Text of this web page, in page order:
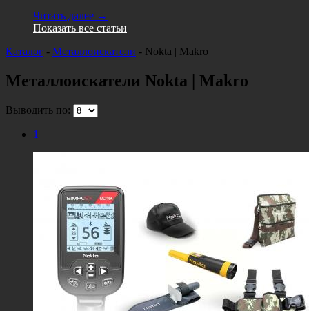
Читать далее →
Показать все статьи
Каталог - Металлоискатели - Nokta | Makro
Металлоискатели Nokta | Makro
Выводить по:
1